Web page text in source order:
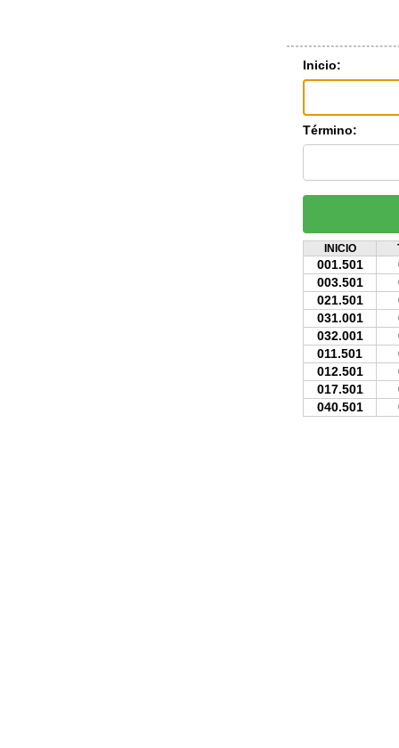
Inicio:
Término:
INICIO
001.501
003.501
021.501
031.001
032.001
011.501
012.501
017.501
040.501